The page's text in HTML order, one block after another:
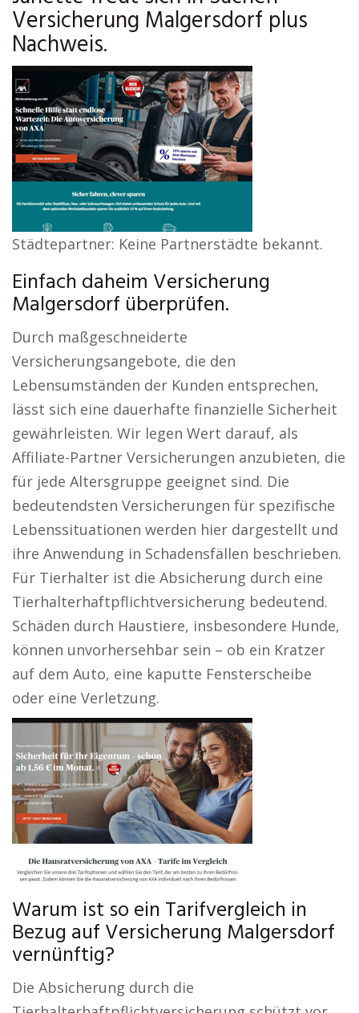
Versicherung Malgersdorf plus
Nachweis.
Städtepartner: Keine Partnerstädte bekannt.
Einfach daheim Versicherung
Malgersdorf überprüfen.
Durch maßgeschneiderte
Versicherungsangebote, die den
Lebensumständen der Kunden entsprechen,
lässt sich eine dauerhafte finanzielle Sicherheit
gewährleisten. Wir legen Wert darauf, als
Affiliate-Partner Versicherungen anzubieten, die
für jede Altersgruppe geeignet sind. Die
bedeutendsten Versicherungen für spezifische
Lebenssituationen werden hier dargestellt und
ihre Anwendung in Schadensfällen beschrieben.
Für Tierhalter ist die Absicherung durch eine
Tierhalterhaftpflichtversicherung bedeutend.
Schäden durch Haustiere, insbesondere Hunde,
können unvorhersehbar sein – ob ein Kratzer
auf dem Auto, eine kaputte Fensterscheibe
oder eine Verletzung.
Warum ist so ein Tarifvergleich in
Bezug auf Versicherung Malgersdorf
vernünftig?
Die Absicherung durch die